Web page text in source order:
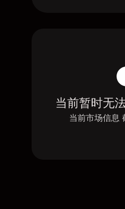
当前暂时无
当前市场信息